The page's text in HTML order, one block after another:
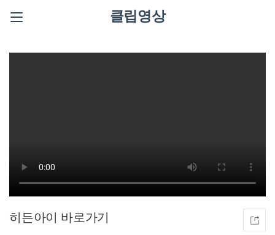
클립영상
히든아이